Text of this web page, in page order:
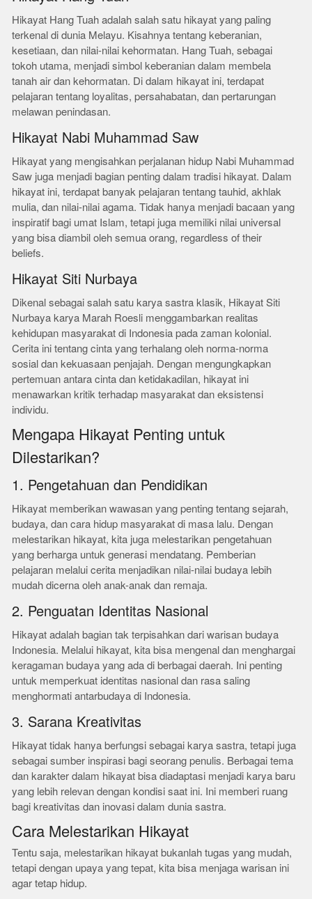
Hikayat Hang Tuah adalah salah satu hikayat yang paling
terkenal di dunia Melayu. Kisahnya tentang keberanian,
kesetiaan, dan nilai-nilai kehormatan. Hang Tuah, sebagai
tokoh utama, menjadi simbol keberanian dalam membela
tanah air dan kehormatan. Di dalam hikayat ini, terdapat
pelajaran tentang loyalitas, persahabatan, dan pertarungan
melawan penindasan.
Hikayat Nabi Muhammad Saw
Hikayat yang mengisahkan perjalanan hidup Nabi Muhammad
Saw juga menjadi bagian penting dalam tradisi hikayat. Dalam
hikayat ini, terdapat banyak pelajaran tentang tauhid, akhlak
mulia, dan nilai-nilai agama. Tidak hanya menjadi bacaan yang
inspiratif bagi umat Islam, tetapi juga memiliki nilai universal
yang bisa diambil oleh semua orang, regardless of their
beliefs.
Hikayat Siti Nurbaya
Dikenal sebagai salah satu karya sastra klasik, Hikayat Siti
Nurbaya karya Marah Roesli menggambarkan realitas
kehidupan masyarakat di Indonesia pada zaman kolonial.
Cerita ini tentang cinta yang terhalang oleh norma-norma
sosial dan kekuasaan penjajah. Dengan mengungkapkan
pertemuan antara cinta dan ketidakadilan, hikayat ini
menawarkan kritik terhadap masyarakat dan eksistensi
individu.
Mengapa Hikayat Penting untuk
Dilestarikan?
1. Pengetahuan dan Pendidikan
Hikayat memberikan wawasan yang penting tentang sejarah,
budaya, dan cara hidup masyarakat di masa lalu. Dengan
melestarikan hikayat, kita juga melestarikan pengetahuan
yang berharga untuk generasi mendatang. Pemberian
pelajaran melalui cerita menjadikan nilai-nilai budaya lebih
mudah dicerna oleh anak-anak dan remaja.
2. Penguatan Identitas Nasional
Hikayat adalah bagian tak terpisahkan dari warisan budaya
Indonesia. Melalui hikayat, kita bisa mengenal dan menghargai
keragaman budaya yang ada di berbagai daerah. Ini penting
untuk memperkuat identitas nasional dan rasa saling
menghormati antarbudaya di Indonesia.
3. Sarana Kreativitas
Hikayat tidak hanya berfungsi sebagai karya sastra, tetapi juga
sebagai sumber inspirasi bagi seorang penulis. Berbagai tema
dan karakter dalam hikayat bisa diadaptasi menjadi karya baru
yang lebih relevan dengan kondisi saat ini. Ini memberi ruang
bagi kreativitas dan inovasi dalam dunia sastra.
Cara Melestarikan Hikayat
Tentu saja, melestarikan hikayat bukanlah tugas yang mudah,
tetapi dengan upaya yang tepat, kita bisa menjaga warisan ini
agar tetap hidup.